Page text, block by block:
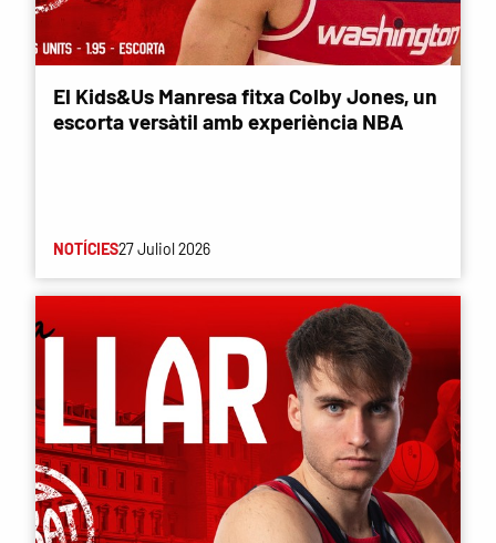
El Kids&Us Manresa fitxa Colby Jones, un
escorta versàtil amb experiència NBA
NOTÍCIES27 Juliol 2026